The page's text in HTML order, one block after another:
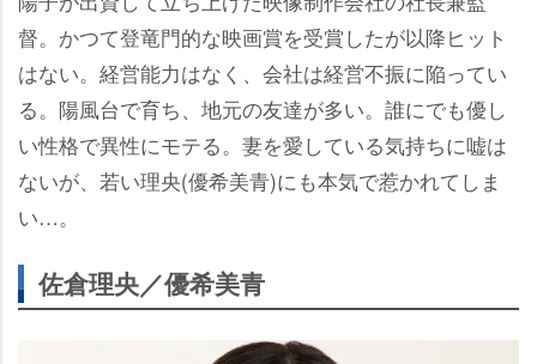
督。かつて登竜門的な映画賞を受賞したが以降ヒット
はない。経営能力はなく、会社は経営不振に陥ってい
る。陽風台で育ち、地元の友達が多い。誰にでも優し
い性格で異性にモテる。妻を愛している気持ちに嘘は
ないが、若い理央(優希美青)にも本気で惹かれてしま
い…。
佐倉理央／優希美青